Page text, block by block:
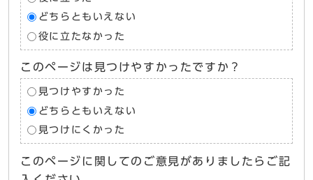
どちらともいえない
役に立たなかった
このページは見つけやすかったですか？
見つけやすかった
どちらともいえない
見つけにくかった
このページに関してのご意見がありましたらご記